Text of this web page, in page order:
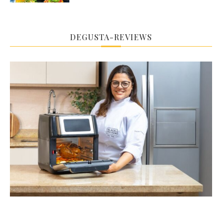
DEGUSTA-REVIEWS